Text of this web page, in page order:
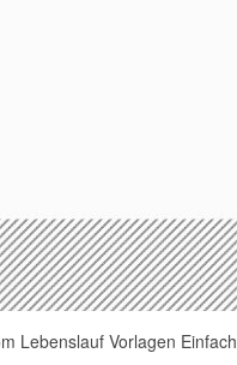
Lebenslauf Vorlagen Einfach